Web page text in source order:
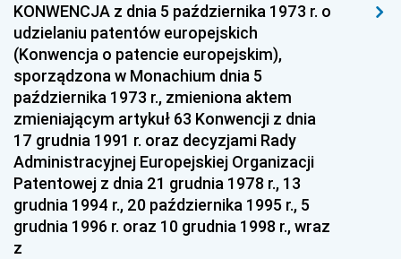
KONWENCJA z dnia 5 października 1973 r. o
udzielaniu patentów europejskich
(Konwencja o patencie europejskim),
sporządzona w Monachium dnia 5
października 1973 r., zmieniona aktem
zmieniającym artykuł 63 Konwencji z dnia
17 grudnia 1991 r. oraz decyzjami Rady
Administracyjnej Europejskiej Organizacji
Patentowej z dnia 21 grudnia 1978 r., 13
grudnia 1994 r., 20 października 1995 r., 5
grudnia 1996 r. oraz 10 grudnia 1998 r., wraz
z